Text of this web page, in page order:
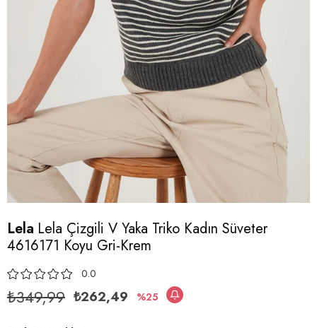
Lela Lela Çizgili V Yaka Triko Kadın Süveter
4616171 Koyu Gri-Krem
0.0
₺349,99 ₺262,49 25